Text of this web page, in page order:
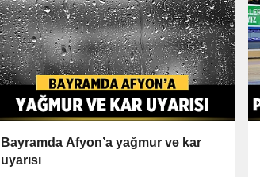
Bayramda Afyon’a yağmur ve kar
uyarısı